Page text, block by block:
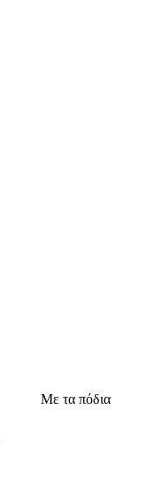
Με τα πόδια